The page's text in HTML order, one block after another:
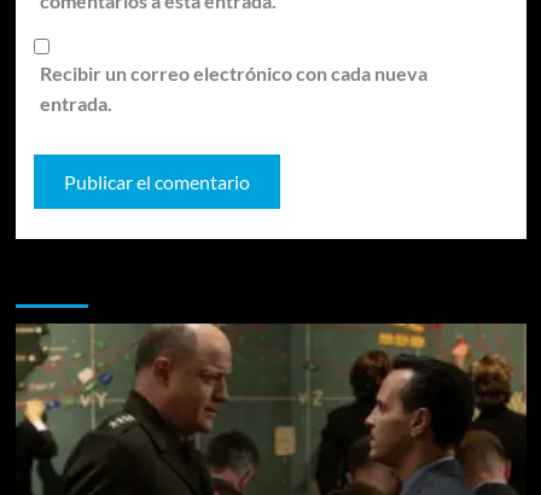
Recibir un correo electrónico con cada nueva
entrada.